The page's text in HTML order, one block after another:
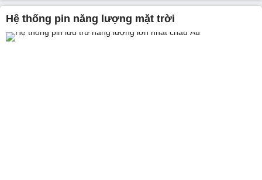
hệ thống pin năng lượng mặt trời